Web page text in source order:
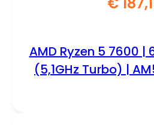
AMD Ryzen 5 7600 |
(5,1GHz Turbo) |